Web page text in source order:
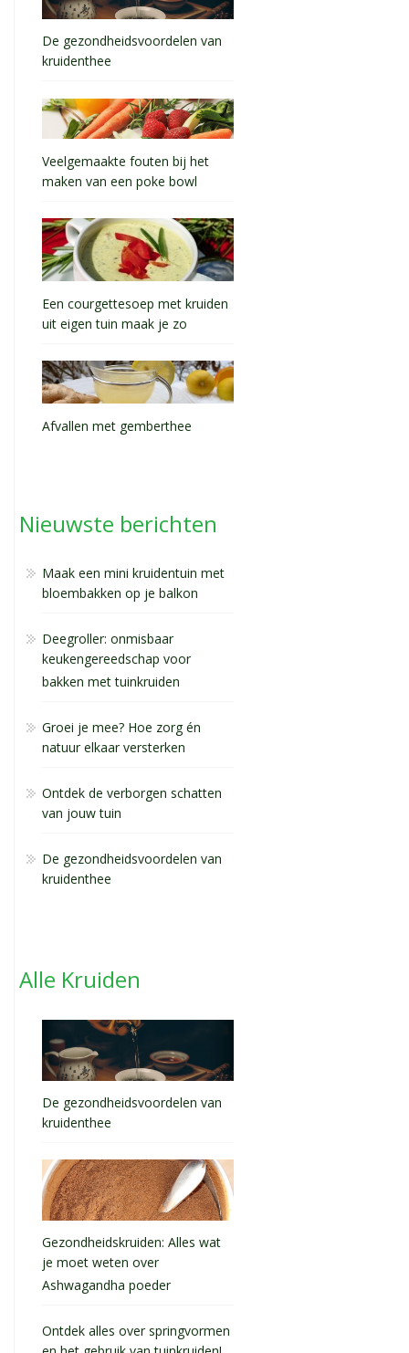
De gezondheidsvoordelen van
kruidenthee
Veelgemaakte fouten bij het
maken van een poke bowl
Een courgettesoep met kruiden
uit eigen tuin maak je zo
Afvallen met gemberthee
Nieuwste berichten
Maak een mini kruidentuin met
bloembakken op je balkon
Deegroller: onmisbaar
keukengereedschap voor
bakken met tuinkruiden
Groei je mee? Hoe zorg én
natuur elkaar versterken
Ontdek de verborgen schatten
van jouw tuin
De gezondheidsvoordelen van
kruidenthee
Alle Kruiden
De gezondheidsvoordelen van
kruidenthee
Gezondheidskruiden: Alles wat
je moet weten over
Ashwagandha poeder
Ontdek alles over springvormen